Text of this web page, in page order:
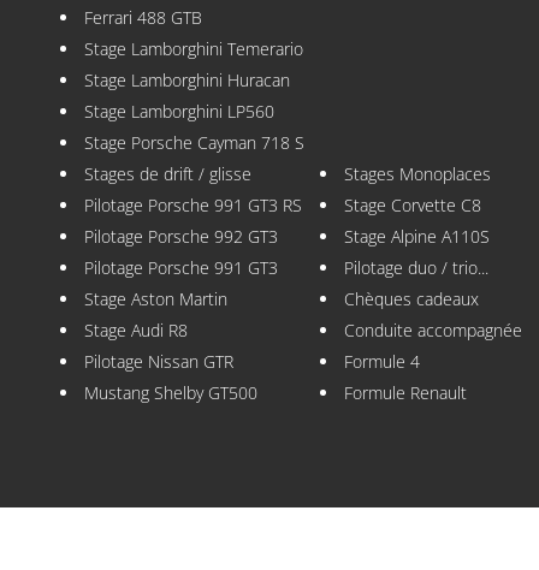
Ferrari 488 GTB
Stage Lamborghini Temerario
Stage Lamborghini Huracan
Stage Lamborghini LP560
Stage Porsche Cayman 718 S
Stages de drift / glisse
Pilotage Porsche 991 GT3 RS
Pilotage Porsche 992 GT3
Pilotage Porsche 991 GT3
Stage Aston Martin
Stage Audi R8
Pilotage Nissan GTR
Mustang Shelby GT500
Stages Monoplaces
Stage Corvette C8
Stage Alpine A110S
Pilotage duo / trio...
Chèques cadeaux
Conduite accompagnée
Formule 4
Formule Renault